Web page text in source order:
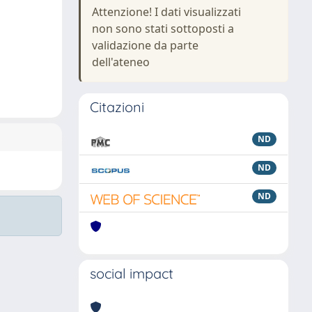
Attenzione! I dati visualizzati
non sono stati sottoposti a
validazione da parte
dell'ateneo
Citazioni
ND
ND
ND
social impact